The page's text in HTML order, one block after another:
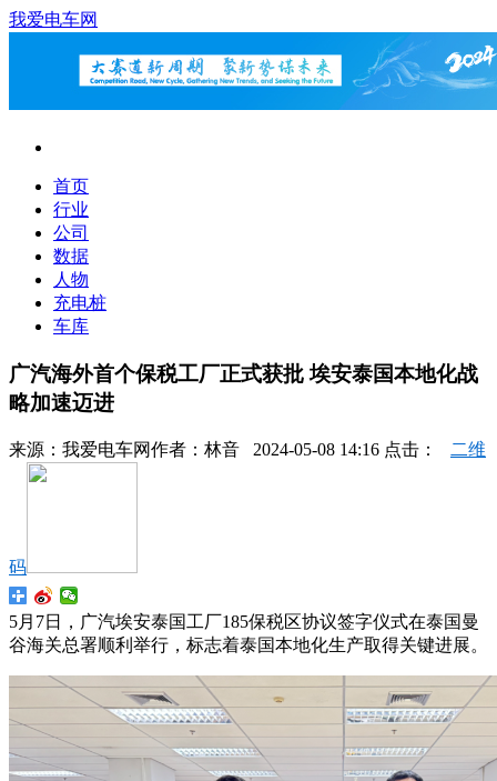
我爱电车网
首页
行业
公司
数据
人物
充电桩
车库
广汽海外首个保税工厂正式获批 埃安泰国本地化战
略加速迈进
来源： 我爱电车网作者： 林音 2024-05-08 14:16 点击： 二维
码
5月7日，广汽埃安泰国工厂185保税区协议签字仪式在泰国曼
谷海关总署顺利举行，标志着泰国本地化生产取得关键进展。